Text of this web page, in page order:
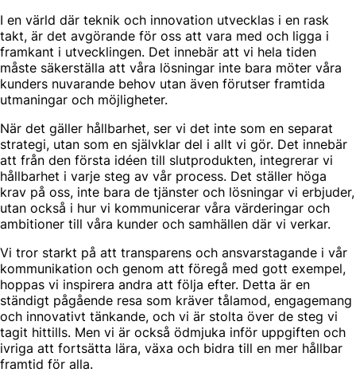
I en värld där teknik och innovation utvecklas i en rask
takt, är det avgörande för oss att vara med och ligga i
framkant i utvecklingen. Det innebär att vi hela tiden
måste säkerställa att våra lösningar inte bara möter våra
kunders nuvarande behov utan även förutser framtida
utmaningar och möjligheter.
När det gäller hållbarhet, ser vi det inte som en separat
strategi, utan som en självklar del i allt vi gör. Det innebär
att från den första idéen till slutprodukten, integrerar vi
hållbarhet i varje steg av vår process. Det ställer höga
krav på oss, inte bara de tjänster och lösningar vi erbjuder,
utan också i hur vi kommunicerar våra värderingar och
ambitioner till våra kunder och samhällen där vi verkar.
Vi tror starkt på att transparens och ansvarstagande i vår
kommunikation och genom att föregå med gott exempel,
hoppas vi inspirera andra att följa efter. Detta är en
ständigt pågående resa som kräver tålamod, engagemang
och innovativt tänkande, och vi är stolta över de steg vi
tagit hittills. Men vi är också ödmjuka inför uppgiften och
ivriga att fortsätta lära, växa och bidra till en mer hållbar
framtid för alla.